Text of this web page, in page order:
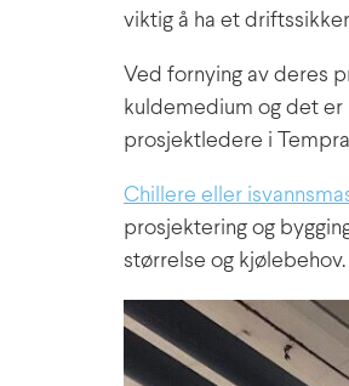
viktig å ha et
Ved fornying av deres
kuldemedium og det er
prosjektledere i
Chillere eller
prosjektering og
størrelse og kjølebehov.